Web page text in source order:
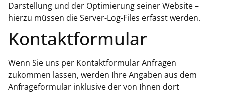
Darstellung und der Optimierung seiner Website –
hierzu müssen die Server-Log-Files erfasst werden.
Kontaktformular
Wenn Sie uns per Kontaktformular Anfragen
zukommen lassen, werden Ihre Angaben aus dem
Anfrageformular inklusive der von Ihnen dort